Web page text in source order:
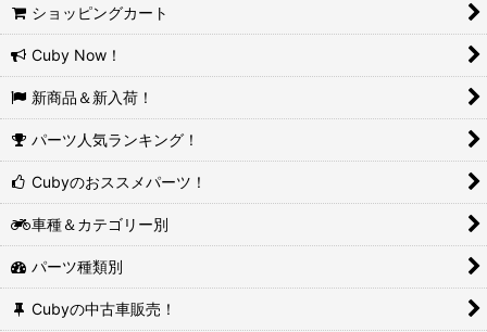
ショッピングカート
Cuby Now！
新商品＆新入荷！
パーツ人気ランキング！
Cubyのおススメパーツ！
車種＆カテゴリー別
パーツ種類別
Cubyの中古車販売！